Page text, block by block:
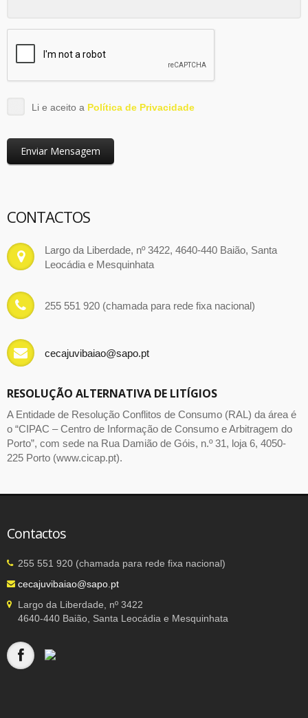
Li e aceito a Política de Privacidade
Enviar Mensagem
CONTACTOS
Largo da Liberdade, nº 3422, 4640-440 Baião, Santa
Leocádia e Mesquinhata
255 551 920 (chamada para rede fixa nacional)
cecajuvibaiao@sapo.pt
RESOLUÇÃO ALTERNATIVA DE LITÍGIOS
A Entidade de Resolução Conflitos de Consumo (RAL) da área é
o “CIPAC – Centro de Informação de Consumo e Arbitragem do
Porto”, com sede na Rua Damião de Góis, n.º 31, loja 6, 4050-
225 Porto (www.cicap.pt).
Contactos
255 551 920 (chamada para rede fixa nacional)
cecajuvibaiao@sapo.pt
Largo da Liberdade, nº 3422
4640-440 Baião, Santa Leocádia e Mesquinhata